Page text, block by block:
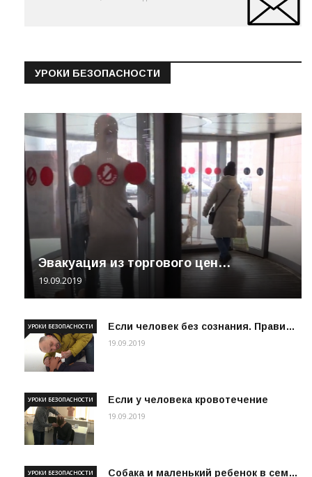
УРОКИ БЕЗОПАСНОСТИ
Эвакуация из торгового цен…
19.09.2019
Если человек без сознания. Прави…
УРОКИ БЕЗОПАСНОСТИ
19.09.2019
Если у человека кровотечение
УРОКИ БЕЗОПАСНОСТИ
19.09.2019
Собака и маленький ребенок в сем…
УРОКИ БЕЗОПАСНОСТИ